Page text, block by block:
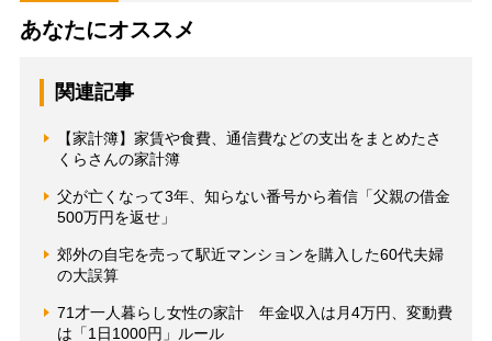
あなたにオススメ
関連記事
【家計簿】家賃や食費、通信費などの支出をまとめたさ
くらさんの家計簿
父が亡くなって3年、知らない番号から着信「父親の借金
500万円を返せ」
郊外の自宅を売って駅近マンションを購入した60代夫婦
の大誤算
71才一人暮らし女性の家計 年金収入は月4万円、変動費
は「1日1000円」ルール